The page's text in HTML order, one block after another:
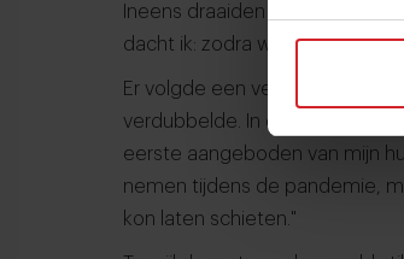
Ineens draaiden we met twee
dacht ik: zodra we weer open
Er volgde een verbouwing, de
verdubbelde. In diezelfde
eerste aangeboden van mijn
nemen tijdens de pandemie,
kon laten schieten."